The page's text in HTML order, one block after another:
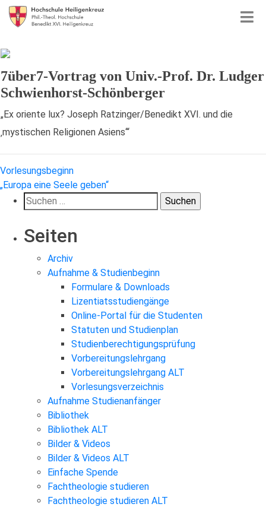
7über7-Vortrag von Univ.-Prof. Dr. Ludger
Schwienhorst-Schönberger
„Ex oriente lux? Joseph Ratzinger/Benedikt XVI. und die
‚mystischen Religionen Asiens‘“
Beitragsnavigation
Vorlesungsbeginn
„Europa eine Seele geben“
Suchen
nach:
Seiten
Archiv
Aufnahme & Studienbeginn
Formulare & Downloads
Lizentiatsstudiengänge
Online-Portal für die Studenten
Statuten und Studienplan
Studienberechtigungsprüfung
Vorbereitungslehrgang
Vorbereitungslehrgang ALT
Vorlesungsverzeichnis
Aufnahme Studienanfänger
Bibliothek
Bibliothek ALT
Bilder & Videos
Bilder & Videos ALT
Einfache Spende
Fachtheologie studieren
Fachtheologie studieren ALT